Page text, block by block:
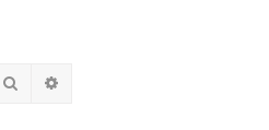
Rechercher